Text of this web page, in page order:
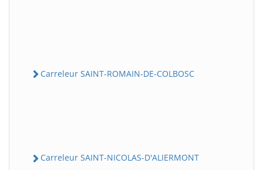
Carreleur SAINT-ROMAIN-DE-COLBOSC
Carreleur SAINT-NICOLAS-D'ALIERMONT